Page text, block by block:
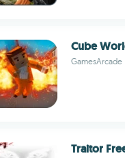
Cube
GamesArcade
Traitor